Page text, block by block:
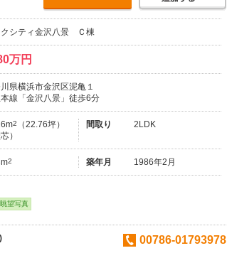
シティ金沢八景 Ｃ棟
万円
県横浜市金沢区泥亀１
線「金沢八景」徒歩6分
2
（22.76坪）
）
間取り 2LDK
2 築年月 1986年2月
眺望写真
00786-01793978